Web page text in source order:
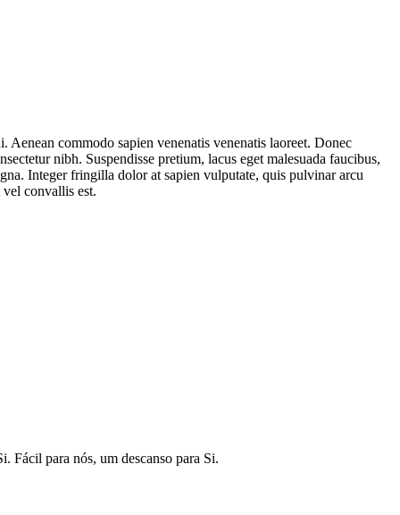
commodo sapien venenatis venenatis laoreet. Donec
nibh. Suspendisse pretium, lacus eget malesuada faucibus,
Integer fringilla dolor at sapien vulputate, quis pulvinar arcu
convallis est.
Fácil para nós, um descanso para Si.